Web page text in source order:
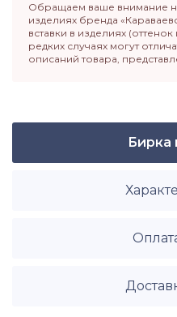
Обращаем ваше внимание
изделиях бренда
вставки в изделиях
редких случаях могут
описаний товара,
Бирка